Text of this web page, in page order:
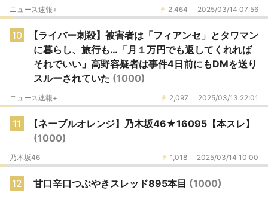
2,464 2025/03/14 07:56
ニュース速報+
10
【ライバー刺殺】被害者は「フィアンセ」とタワマン
に暮らし、旅行も…「月１万円でも返してくれれば
それでいい」高野容疑者は事件4日前にもDMを送り
スルーされていた (1000)
2,097 2025/03/13 22:01
ニュース速報+
11
【ネーブルオレンジ】乃木坂46★16095【本スレ】
(1000)
1,018 2025/03/14 10:00
乃木坂46
12 甘口辛口つぶやきスレッド895本目 (1000)